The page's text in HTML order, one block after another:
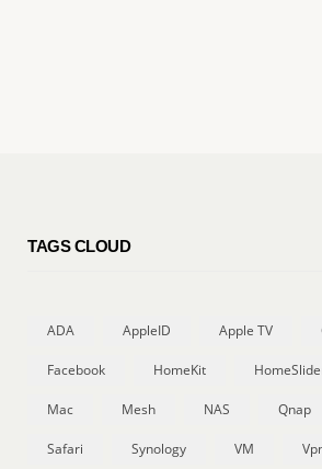
TAGS CLOUD
ADA AppleID Apple TV
Facebook HomeKit
Mac Mesh NAS Qnap
Safari Synology VM